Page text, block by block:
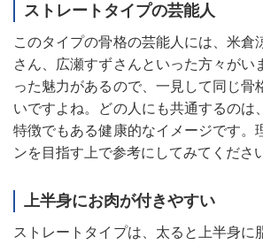
ストレートタイプの芸能人
このタイプの骨格の芸能人には、米倉
さん、広瀬すずさんといった方々がい
った魅力があるので、一見して同じ骨
いですよね。どの人にも共通するのは
特徴でもある健康的なイメージです。
ンを目指す上で参考にしてみてくださ
上半身にお肉が付きやすい
ストレートタイプは、太ると上半身に